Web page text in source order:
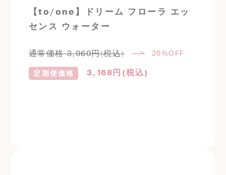
【to/one】ドリーム フローラ エッ
センス ウォーター
通常価格3,960円(税込) 20%OFF
定期便価格 3,168 円(税込)